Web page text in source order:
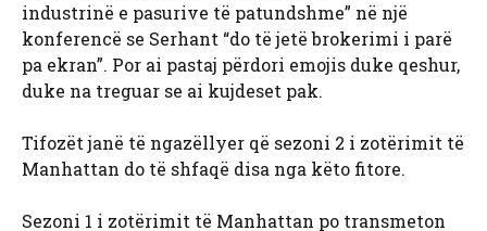
industrinë e pasurive të patundshme” në një
konferencë se Serhant “do të jetë brokerimi i parë
pa ekran”. Por ai pastaj përdori emojis duke qeshur,
duke na treguar se ai kujdeset pak.
Tifozët janë të ngazëllyer që sezoni 2 i zotërimit të
Manhattan do të shfaqë disa nga këto fitore.
Sezoni 1 i zotërimit të Manhattan po transmeton